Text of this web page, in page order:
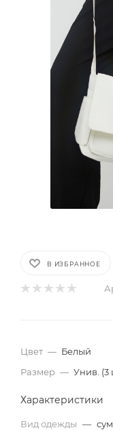
В ИЗБРАННОЕ
Цвет — Белый
Размер — Унив. (3
Характеристики
Вид одежды —